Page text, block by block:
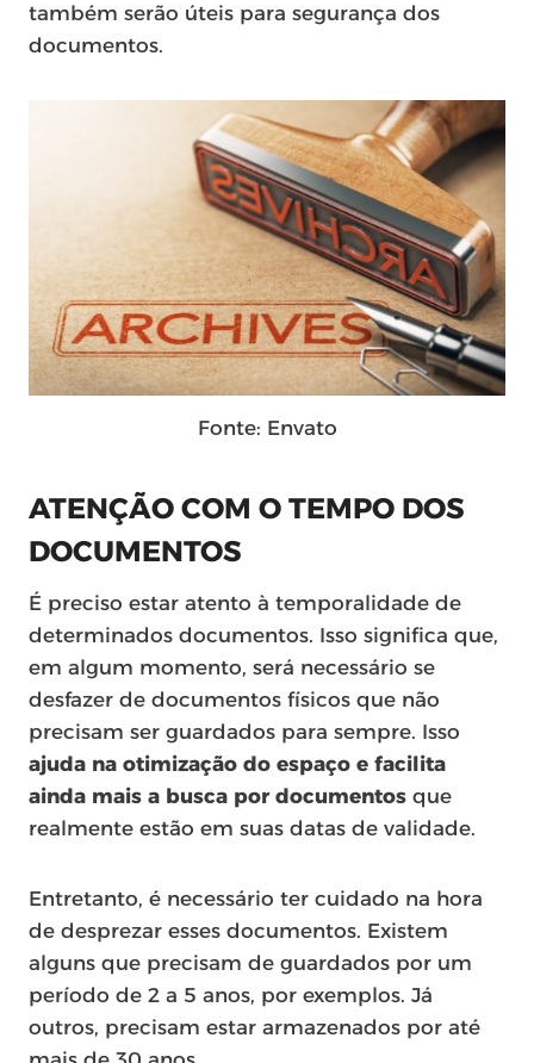
também serão úteis para segurança dos
documentos.
Fonte: Envato
ATENÇÃO COM O TEMPO DOS
DOCUMENTOS
É preciso estar atento à temporalidade de
determinados documentos. Isso significa que,
em algum momento, será necessário se
desfazer de documentos físicos que não
precisam ser guardados para sempre. Isso
ajuda na otimização do espaço e facilita
ainda mais a busca por documentos que
realmente estão em suas datas de validade.
Entretanto, é necessário ter cuidado na hora
de desprezar esses documentos. Existem
alguns que precisam de guardados por um
período de 2 a 5 anos, por exemplos. Já
outros, precisam estar armazenados por até